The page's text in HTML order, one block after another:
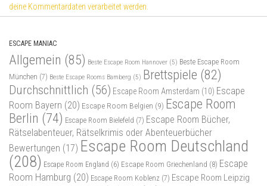
deine Kommentardaten verarbeitet werden.
ESCAPE MANIAC
Allgemein (85) Beste Escape Room Hannover (5) Beste Escape Room
München (7) Beste Escape Rooms Bamberg (5) Brettspiele (82)
Durchschnittlich (56) Escape Room Amsterdam (10) Escape
Room Bayern (20) Escape Room Belgien (9) Escape Room
Berlin (74) Escape Room Bielefeld (7) Escape Room Bücher,
Rätselabenteuer, Rätselkrimis oder Abenteuerbücher
Bewertungen (17) Escape Room Deutschland
(208) Escape Room England (6) Escape Room Griechenland (8) Escape
Room Hamburg (20) Escape Room Koblenz (7) Escape Room Leipzig